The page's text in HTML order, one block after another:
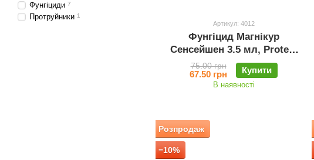
Артикул: 4012
Фунгіцид Магнікур
Сенсейшен 3.5 мл, Protect
Garden
75.00 грн
67.50 грн Купити
В наявності
Розпродаж
−10%
Фунгіциди 7
Протруйники 1